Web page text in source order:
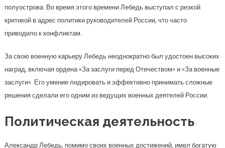
полуострова. Во время этого времени Лебедь выступал с резкой
критикой в адрес политики руководителей России, что часто
приводило к конфликтам.
За свою военную карьеру Лебедь неоднократно был удостоен высоких
наград, включая ордена «За заслуги перед Отечеством» и «За военные
заслуги». Его умение лидировать и эффективно принимать сложные
решения сделали его одним из ведущих военных деятелей России.
Политическая деятельность
Александр Лебедь, помимо своих военных достижений, имел богатую